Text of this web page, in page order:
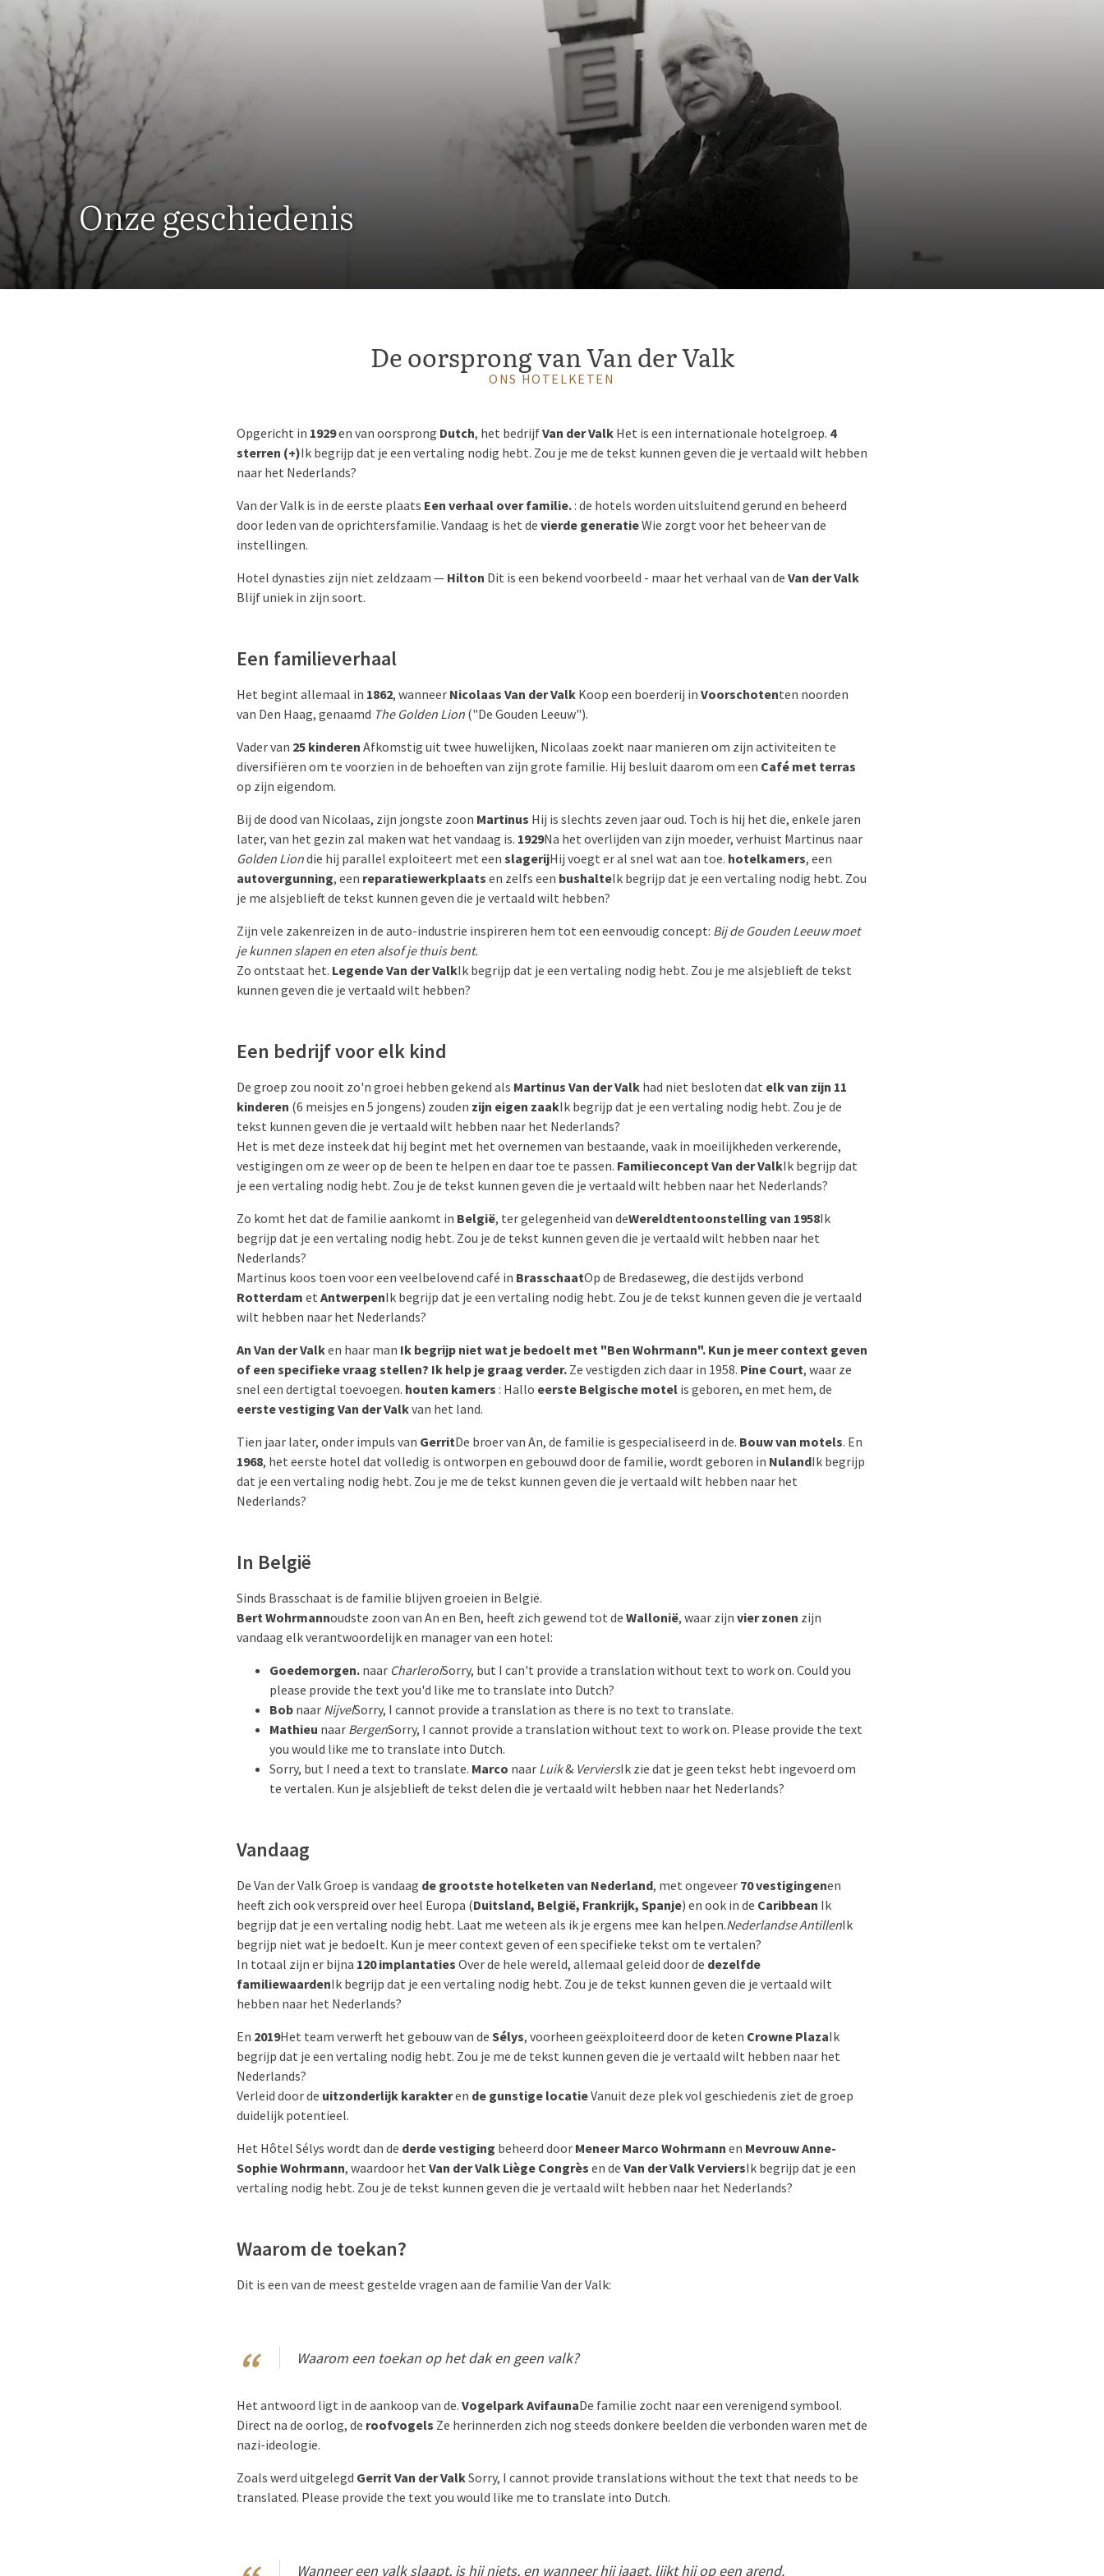
Onze geschiedenis
De oorsprong van Van der Valk
ONS HOTELKETEN
Opgericht in 1929en van oorsprong Dutch, het bedrijfVan der Valk Het is een internationale hotelgroep. 4
sterren (+)Ik begrijp dat je een vertaling nodig hebt. Zou je me de tekst kunnen geven die je vertaald wilt hebben
naar het Nederlands?
Van der Valk is in de eerste plaats Een verhaal over familie.: de hotels worden uitsluitend gerund en beheerd
door leden van de oprichtersfamilie. Vandaag is het de vierde generatieWie zorgt voor het beheer van de
instellingen.
Hotel dynasties zijn niet zeldzaam — Hilton Dit is een bekend voorbeeld - maar het verhaal van de Van der Valk
Blijf uniek in zijn soort.
Een familieverhaal
Het begint allemaal in 1862, wanneer Nicolaas Van der Valk Koop een boerderij in Voorschotenten noorden
van Den Haag, genaamd The Golden Lion ("De Gouden Leeuw").
Vader van 25 kinderen Afkomstig uit twee huwelijken, Nicolaas zoekt naar manieren om zijn activiteiten te
diversifiëren om te voorzien in de behoeften van zijn grote familie. Hij besluit daarom om een Café met terras
op zijn eigendom.
Bij de dood van Nicolaas, zijn jongste zoon Martinus Hij is slechts zeven jaar oud. Toch is hij het die, enkele jaren
later, van het gezin zal maken wat het vandaag is. 1929Na het overlijden van zijn moeder, verhuist Martinus naar
Golden Liondie hij parallel exploiteert met een slagerijHij voegt er al snel wat aan toe. hotelkamers, een
autovergunning, een reparatiewerkplaats en zelfs een bushalteIk begrijp dat je een vertaling nodig hebt. Zou
je me alsjeblieft de tekst kunnen geven die je vertaald wilt hebben?
Zijn vele zakenreizen in de auto-industrie inspireren hem tot een eenvoudig concept: Bij de Gouden Leeuw moet
je kunnen slapen en eten alsof je thuis bent.
Zo ontstaat het. Legende Van der ValkIk begrijp dat je een vertaling nodig hebt. Zou je me alsjeblieft de tekst
kunnen geven die je vertaald wilt hebben?
Een bedrijf voor elk kind
De groep zou nooit zo'n groei hebben gekend als Martinus Van der Valk had niet besloten dat elk van zijn 11
kinderen (6 meisjes en 5 jongens) zouden zijn eigen zaakIk begrijp dat je een vertaling nodig hebt. Zou je de
tekst kunnen geven die je vertaald wilt hebben naar het Nederlands?
Het is met deze insteek dat hij begint met het overnemen van bestaande, vaak in moeilijkheden verkerende,
vestigingen om ze weer op de been te helpen en daar toe te passen. Familieconcept Van der ValkIk begrijp dat
je een vertaling nodig hebt. Zou je de tekst kunnen geven die je vertaald wilt hebben naar het Nederlands?
Zo komt het dat de familie aankomt in België, ter gelegenheid van deWereldtentoonstelling van 1958Ik
begrijp dat je een vertaling nodig hebt. Zou je de tekst kunnen geven die je vertaald wilt hebben naar het
Nederlands?
Martinus koos toen voor een veelbelovend café in BrasschaatOp de Bredaseweg, die destijds verbond
Rotterdam et AntwerpenIk begrijp dat je een vertaling nodig hebt. Zou je de tekst kunnen geven die je vertaald
wilt hebben naar het Nederlands?
An Van der Valken haar man Ik begrijp niet wat je bedoelt met "Ben Wohrmann". Kun je meer context geven
of een specifieke vraag stellen? Ik help je graag verder. Ze vestigden zich daar in 1958. Pine Court, waar ze
snel een dertigtal toevoegen. houten kamers : Hallo eerste Belgische motel is geboren, en met hem, de
eerste vestiging Van der Valkvan het land.
Tien jaar later, onder impuls van GerritDe broer van An, de familie is gespecialiseerd in de. Bouw van motels. En
1968, het eerste hotel dat volledig is ontworpen en gebouwd door de familie, wordt geboren in NulandIk begrijp
dat je een vertaling nodig hebt. Zou je me de tekst kunnen geven die je vertaald wilt hebben naar het
Nederlands?
In België
Sinds Brasschaat is de familie blijven groeien in België.
Bert Wohrmannoudste zoon van An en Ben, heeft zich gewend tot de Wallonië, waar zijn vier zonen zijn
vandaag elk verantwoordelijk en manager van een hotel:
Goedemorgen. naar CharleroiSorry, but I can't provide a translation without text to work on. Could you
please provide the text you'd like me to translate into Dutch?
Bob naar NijvelSorry, I cannot provide a translation as there is no text to translate.
Mathieu naar BergenSorry, I cannot provide a translation without text to work on. Please provide the text
you would like me to translate into Dutch.
Sorry, but I need a text to translate. Marco naar Luik& VerviersIk zie dat je geen tekst hebt ingevoerd om
te vertalen. Kun je alsjeblieft de tekst delen die je vertaald wilt hebben naar het Nederlands?
Vandaag
De Van der Valk Groep is vandaag de grootste hotelketen van Nederland, met ongeveer 70 vestigingenen
heeft zich ook verspreid over heel Europa (Duitsland, België, Frankrijk, Spanje) en ook in de Caribbean Ik
begrijp dat je een vertaling nodig hebt. Laat me weteen als ik je ergens mee kan helpen.Nederlandse AntillenIk
begrijp niet wat je bedoelt. Kun je meer context geven of een specifieke tekst om te vertalen?
In totaal zijn er bijna 120 implantaties Over de hele wereld, allemaal geleid door de dezelfde
familiewaardenIk begrijp dat je een vertaling nodig hebt. Zou je de tekst kunnen geven die je vertaald wilt
hebben naar het Nederlands?
En 2019Het team verwerft het gebouw van de Sélys, voorheen geëxploiteerd door de keten Crowne PlazaIk
begrijp dat je een vertaling nodig hebt. Zou je me de tekst kunnen geven die je vertaald wilt hebben naar het
Nederlands?
Verleid door de uitzonderlijk karakteren de gunstige locatieVanuit deze plek vol geschiedenis ziet de groep
duidelijk potentieel.
Het Hôtel Sélys wordt dan de derde vestiging beheerd door Meneer Marco Wohrmann en Mevrouw Anne-
Sophie Wohrmann, waardoor het Van der Valk Liège Congrès en de Van der Valk VerviersIk begrijp dat je een
vertaling nodig hebt. Zou je de tekst kunnen geven die je vertaald wilt hebben naar het Nederlands?
Waarom de toekan?
Dit is een van de meest gestelde vragen aan de familie Van der Valk:
Waarom een toekan op het dak en geen valk?
Het antwoord ligt in de aankoop van de. Vogelpark AvifaunaDe familie zocht naar een verenigend symbool.
Direct na de oorlog, de roofvogels Ze herinnerden zich nog steeds donkere beelden die verbonden waren met de
nazi-ideologie.
Zoals werd uitgelegd Gerrit Van der ValkSorry, I cannot provide translations without the text that needs to be
translated. Please provide the text you would like me to translate into Dutch.
Wanneer een valk slaapt, is hij niets, en wanneer hij jaagt, lijkt hij op een arend.